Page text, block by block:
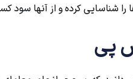
شناسایی کرده و از آنها سود
پی